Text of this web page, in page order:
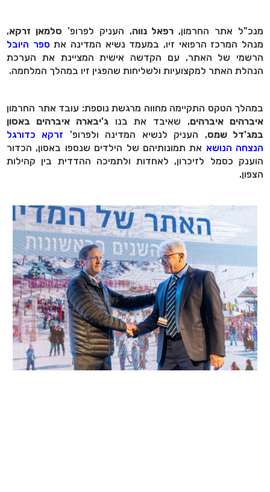
מנכ"ל אתר החרמון,רפאל נווה, העניק לפרופ' סלמאן זרקא,
מנהל המרכז הרפואי זיו, במעמד נשיא המדינה אתספר היובל
הרשמי של האתר, עם הקדשה אישית המציינת את הערכת
הנהלת האתר למקצועיות ולשליחות שהפגין זיו במהלך המלחמה.
במהלך הטקס התקיימה מחווה מרגשת נוספת: עובד אתר החרמון
איברהים איברהים, שאיבד את בנו
ג'יבארה איברהים באסון
במג'דל שמס, העניק לנשיא המדינה ולפרופ' זרקא כדורגל
הנצחה הנושאאת תמונותיהם של הילדים שנספו באסון, הכדור
הוענק כסמל לזיכרון, לאחדות ולתמיכה ההדדית בין קהילות
הצפון.